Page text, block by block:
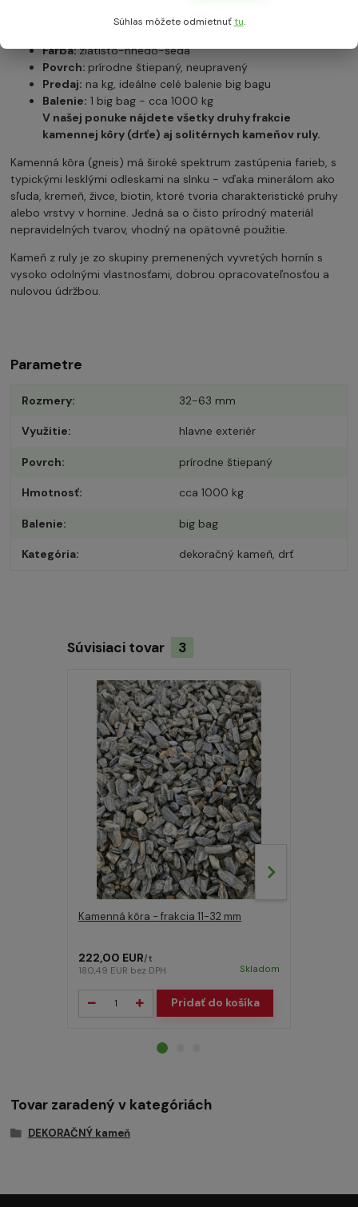
Farba:zlatisto-hnedo-šedá
Povrch: prírodne štiepaný, neupravený
Predaj: na kg, ideálne celé balenie big bagu
Balenie: 1 big bag - cca 1000 kg
V našej ponuke nájdete všetky druhy frakcie
kamennej kôry (drťe) aj solitérnych kameňov ruly.
Kamenná kôra (gneis) má široké spektrum zastúpenia farieb, s
typickými lesklými odleskami na slnku - vďaka minerálom ako
sľuda, kremeň, živce, biotin, ktoré tvoria charakteristické pruhy
alebo vrstvy v hornine. Jedná sa o čisto prírodný materiál
nepravidelných tvarov, vhodný na opätovné použitie.
Kameň z ruly je zo skupiny premenených vyvretých hornín s
vysoko odolnými vlastnosťami, dobrou opracovateľnosťou a
nulovou údržbou.
Parametre
Rozmery 32-63 mm
Využitie hlavne exteriér
Povrch prírodne štiepaný
Hmotnosť cca 1000 kg
Balenie big bag
Kategória dekoračný kameň, drť
Súvisiaci tovar 3
Kamenná kôra - frakcia 11-32 mm
222,00 EUR/t
180,49 EUR bez DPH Skladom
Pridať do košíka
Tovar zaradený v kategóriách
DEKORAČNÝ kameň
Súhlas môžete odmietnuťtu.